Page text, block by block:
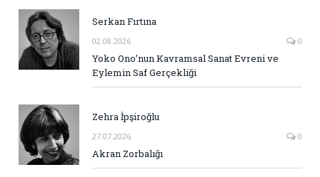
Serkan Fırtına
02.08.2026 0
Yoko Ono’nun Kavramsal Sanat Evreni ve
Eylemin Saf Gerçekliği
Zehra İpşiroğlu
27.07.2026 0
Akran Zorbalığı